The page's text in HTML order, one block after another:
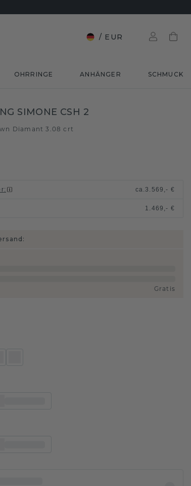
/ EUR
OHRRINGE ANHÄNGER SCHMUCK
SIMONE CSH 2
Diamant 3.08 crt
: ca.3.569,- €
1.469,- €
Gratis